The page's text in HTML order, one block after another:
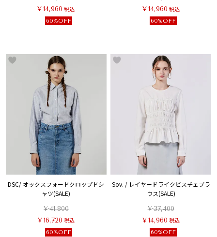
¥ 14,960 税込
60%OFF
¥ 14,960 税込
60%OFF
DSC/ オックスフォードクロップドシ
ャツ(SALE)
¥41,800
¥16,720 税込
60%OFF
Sov. / レイヤードライクビスチェブラ
ウス(SALE)
¥37,400
¥ 14,960 税込
60%OFF